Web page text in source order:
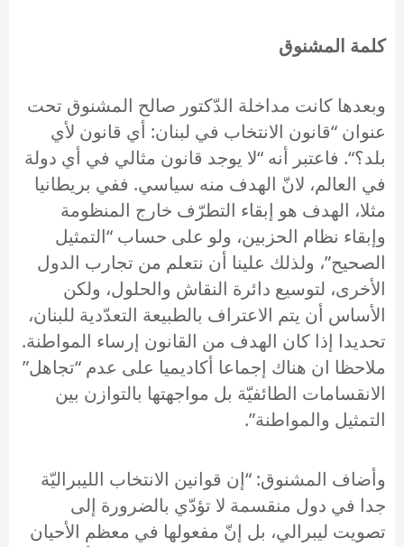
كلمة المشنوق
وبعدها كانت مداخلة الدّكتور صالح المشنوق تحت
عنوان “قانون الانتخاب في لبنان: أي قانون لأي
بلد؟“. فاعتبر أنه “لا يوجد قانون مثالي في أي دولة
في العالم، لانّ الهدف منه سياسي. ففي بريطانيا
مثلا، الهدف هو إبقاء التطرّف خارج المنظومة
وإبقاء نظام الحزبين، ولو على حساب “التمثيل
الصحيح”، ولذلك علينا أن نتعلم من تجارب الدول
الأخرى، لتوسيع دائرة النقاش والحلول، ولكن
الأساس أن يتم الاعتراف بالطبيعة التعدّدية للبنان،
تحديدا إذا كان الهدف من القانون إرساء المواطنة.
ملاحظا ان هناك إجماعا أكاديميا على عدم “تجاهل”
الانقسامات الطائفيّة بل مواجهتها بالتوازن بين
التمثيل والمواطنة”.
وأضاف المشنوق: “إن قوانين الانتخاب الليبراليّة
جدا في دول منقسمة لا تؤدّي بالضرورة إلى
تصويت ليبرالي، بل إنّ مفعولها في معظم الأحيان